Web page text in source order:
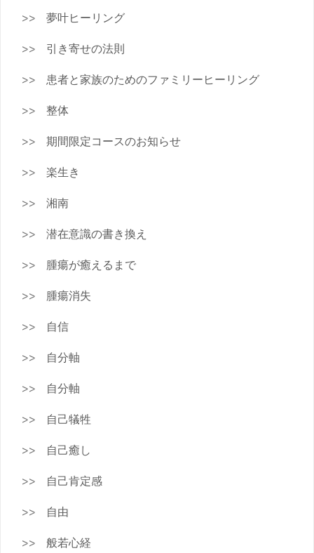
夢叶ヒーリング
引き寄せの法則
患者と家族のためのファミリーヒーリング
整体
期間限定コースのお知らせ
楽生き
湘南
潜在意識の書き換え
腫瘍が癒えるまで
腫瘍消失
自信
自分軸
自分軸
自己犠牲
自己癒し
自己肯定感
自由
般若心経